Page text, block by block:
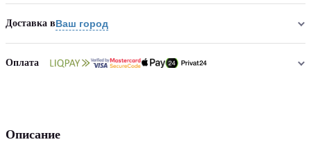
Доставка вВаш город
Оплата
Описание